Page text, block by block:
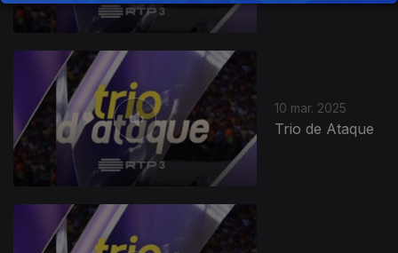
10 mar. 2025
Trio de Ataque